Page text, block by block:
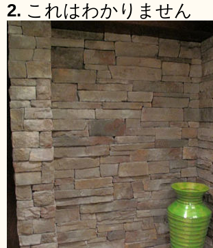
2. これはわかりません